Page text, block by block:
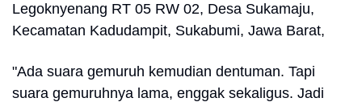
Legoknyenang RT 05 RW 02, Desa Sukamaju,
Kecamatan Kadudampit, Sukabumi, Jawa Barat,
"Ada suara gemuruh kemudian dentuman. Tapi
suara gemuruhnya lama, enggak sekaligus. Jadi